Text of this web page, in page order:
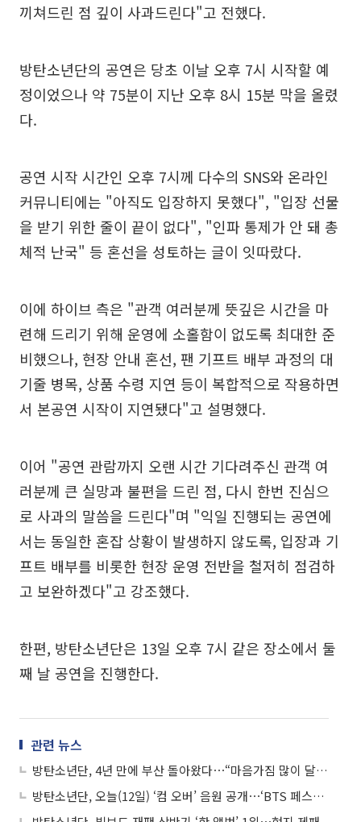
끼쳐드린 점 깊이 사과드린다"고 전했다.
방탄소년단의 공연은 당초 이날 오후 7시 시작할 예
정이었으나 약 75분이 지난 오후 8시 15분 막을 올렸
다.
공연 시작 시간인 오후 7시께 다수의 SNS와 온라인
커뮤니티에는 "아직도 입장하지 못했다", "입장 선물
을 받기 위한 줄이 끝이 없다", "인파 통제가 안 돼 총
체적 난국" 등 혼선을 성토하는 글이 잇따랐다.
이에 하이브 측은 "관객 여러분께 뜻깊은 시간을 마
련해 드리기 위해 운영에 소홀함이 없도록 최대한 준
비했으나, 현장 안내 혼선, 팬 기프트 배부 과정의 대
기줄 병목, 상품 수령 지연 등이 복합적으로 작용하면
서 본공연 시작이 지연됐다"고 설명했다.
이어 "공연 관람까지 오랜 시간 기다려주신 관객 여
러분께 큰 실망과 불편을 드린 점, 다시 한번 진심으
로 사과의 말씀을 드린다"며 "익일 진행되는 공연에
서는 동일한 혼잡 상황이 발생하지 않도록, 입장과 기
프트 배부를 비롯한 현장 운영 전반을 철저히 점검하
고 보완하겠다"고 강조했다.
한편, 방탄소년단은 13일 오후 7시 같은 장소에서 둘
째 날 공연을 진행한다.
관련 뉴스
방탄소년단, 4년 만에 부산 돌아왔다⋯“마음가짐 많이 달라져”
방탄소년단, 오늘(12일) ‘컴 오버’ 음원 공개⋯‘BTS 페스타’ 빛낸다